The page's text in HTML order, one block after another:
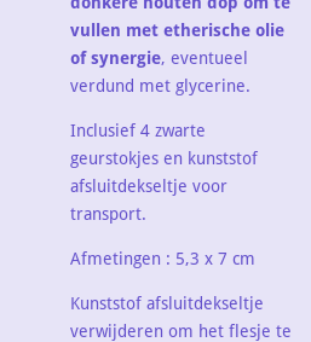
vullen met etherische olie
of synergie, eventueel
verdund met glycerine.
Inclusief 4 zwarte
geurstokjes en kunststof
afsluitdekseltje voor
transport.
Afmetingen : 5,3 x 7 cm
Kunststof afsluitdekseltje
verwijderen om het flesje te